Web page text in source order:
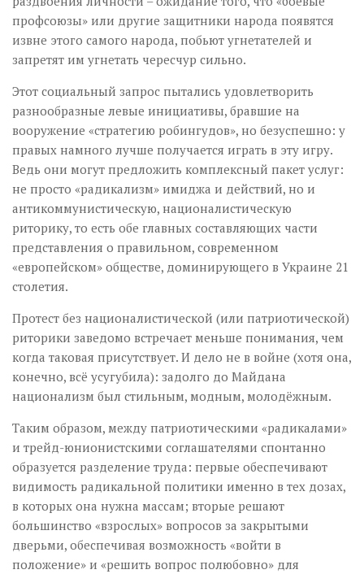
профсоюзы» или другие защитники народа появятся
извне этого самого народа, побьют угнетателей и
запретят им угнетать чересчур сильно.
Этот социальный запрос пытались удовлетворить
разнообразные левые инициативы, бравшие на
вооружение «стратегию робингудов», но безуспешно: у
правых намного лучше получается играть в эту игру.
Ведь они могут предложить комплексный пакет услуг:
не просто «радикализм» имиджа и действий, но и
антикоммунистическую, националистическую
риторику, то есть обе главных составляющих части
представления о правильном, современном
«европейском» обществе, доминирующего в Украине 21
столетия.
Протест без националистической (или патриотической)
риторики заведомо встречает меньше понимания, чем
когда таковая присутствует. И дело не в войне (хотя она,
конечно, всё усугубила): задолго до Майдана
национализм был стильным, модным, молодёжным.
Таким образом, между патриотическими «радикалами»
и трейд-юнионистскими соглашателями спонтанно
образуется разделение труда: первые обеспечивают
видимость радикальной политики именно в тех дозах,
в которых она нужна массам; вторые решают
большинство «взрослых» вопросов за закрытыми
дверьми, обеспечивая возможность «войти в
положение» и «решить вопрос полюбовно» для